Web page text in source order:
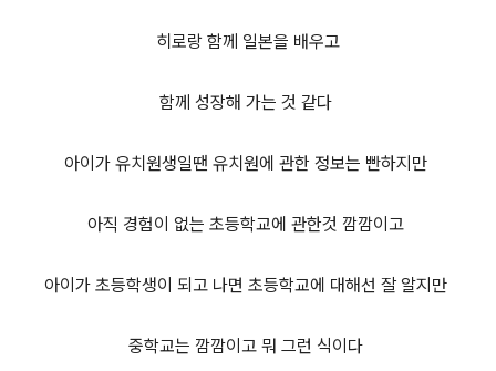
히로랑 함께 일본을 배우고
함께 성장해 가는 것 같다
아이가 유치원생일땐 유치원에 관한 정보는 빤하지만
아직 경험이 없는 초등학교에 관한것 깜깜이고
아이가 초등학생이 되고 나면 초등학교에 대해선 잘 알지만
중학교는 깜깜이고 뭐 그런 식이다